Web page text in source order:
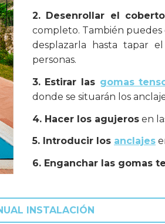
2. Desenrollar el
completo. También puedes
desplazarla hasta tapar
personas.
3. Estirar las gomas
donde se situarán los
4. Hacer los agujeros en
5. Introducir los anclajes
6. Enganchar las gomas
INSTALACIÓN